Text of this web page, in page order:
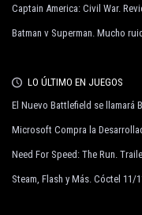
Captain America: Civil War.
Batman v Superman. Mucho
LO ÚLTIMO EN JUEGOS
El Nuevo Battlefield se llamará
Microsoft Compra la
Need For Speed: The Run.
Steam, Flash y Más. Cóctel 11/